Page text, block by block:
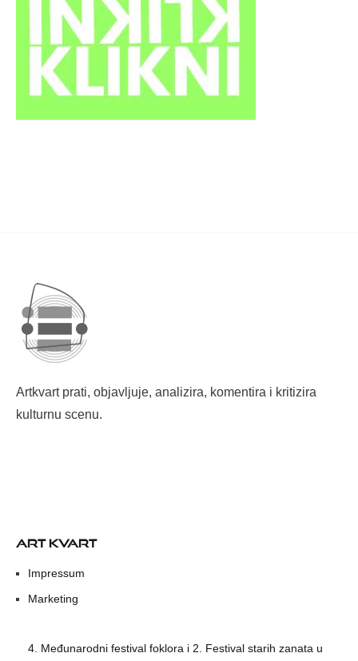
Artkvart prati, objavljuje, analizira, komentira i kritizira
kulturnu scenu.
ART KVART
Impressum
Marketing
4. Međunarodni festival foklora i 2. Festival starih zanata u